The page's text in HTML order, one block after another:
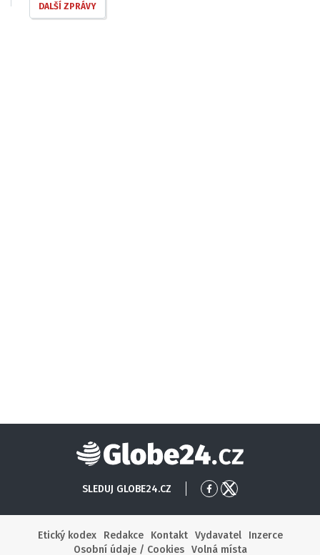
DALŠÍ ZPRÁVY
Globe24
SLEDUJ GLOBE24.CZ
Přejít
Facebook
Přejít
X
Etický kodex
Redakce Kontakt Vydavatel
Inzerce
Osobní údaje / Cookies
Volná místa